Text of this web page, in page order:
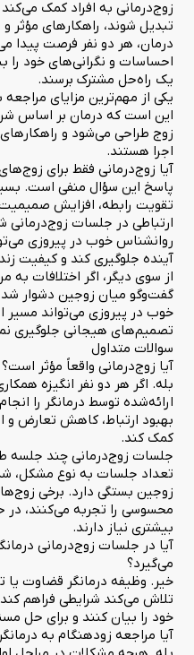
زوج‌درمانی به افراد کمک
تبدیل شوند، راهکارهای مؤثر
درمان، هر دو نفر فرصت پیدا
احساسات و نگرانی‌های خود را
یک راه‌حل مشترک برسند.
یکی از مهم‌ترین مزایای
این است که درمان بر اساس
زوج طراحی می‌شود و راهکارهای
اجرا هستند.
آیا زوج‌درمانی فقط برای
پاسخ این سؤال منفی است.
تقویت رابطه، افزایش
ارتباطی در جلسات
روانشناس خوب در پیروزی
آینده جلوگیری کند و کیفیت
از سوی دیگر، اگر اختلافات به
گفت‌وگو میان زوجین دشوار
خوب در پیروزی می‌تواند مسیر
تصمیم‌های هیجانی جلوگیری
سوالات متداول
آیا زوج‌درمانی واقعاً مؤثر است؟
بله. اگر هر دو نفر انگیزه
ارائه‌شده توسط درمانگر را
بهبود ارتباط، کاهش تعارض و
کمک کند.
جلسات زوج‌درمانی چند جلسه
تعداد جلسات به نوع مشکل،
زوجین بستگی دارد. برخی
محسوسی را تجربه می‌کنند،
بیشتری نیاز دارند.
آیا در جلسات زوج‌درمانی
می‌گیرد؟
خیر. وظیفه درمانگر قضاوت
تلاش می‌کند شرایطی فراهم کند
خود را بیان کنند و برای حل
آیا مراجعه زودهنگام به